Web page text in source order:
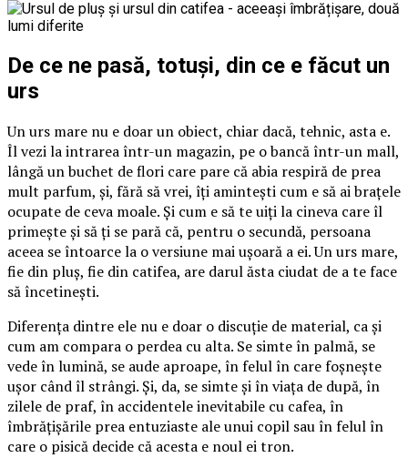
De ce ne pasă, totuși, din ce e făcut un
urs
Un urs mare nu e doar un obiect, chiar dacă, tehnic, asta e.
Îl vezi la intrarea într-un magazin, pe o bancă într-un mall,
lângă un buchet de flori care pare că abia respiră de prea
mult parfum, și, fără să vrei, îți amintești cum e să ai brațele
ocupate de ceva moale. Și cum e să te uiți la cineva care îl
primește și să ți se pară că, pentru o secundă, persoana
aceea se întoarce la o versiune mai ușoară a ei. Un urs mare,
fie din pluș, fie din catifea, are darul ăsta ciudat de a te face
să încetinești.
Diferența dintre ele nu e doar o discuție de material, ca și
cum am compara o perdea cu alta. Se simte în palmă, se
vede în lumină, se aude aproape, în felul în care foșnește
ușor când îl strângi. Și, da, se simte și în viața de după, în
zilele de praf, în accidentele inevitabile cu cafea, în
îmbrățișările prea entuziaste ale unui copil sau în felul în
care o pisică decide că acesta e noul ei tron.